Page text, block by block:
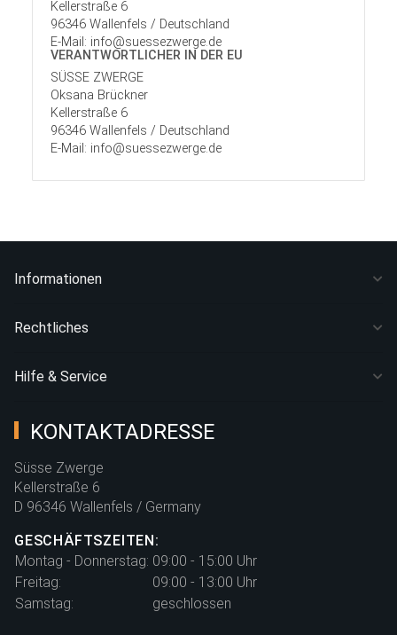
Kellerstraße 6
96346 Wallenfels / Deutschland
E-Mail: info@suessezwerge.de
VERANTWORT­LICHER IN DER EU
SÜSSE ZWERGE
Oksana Brückner
Kellerstraße 6
96346 Wallenfels / Deutschland
E-Mail: info@suessezwerge.de
Informationen
Rechtliches
Hilfe & Service
KONTAKTADRESSE
Süsse Zwerge
Kellerstraße 6
D 96346 Wallenfels / Germany
GESCHÄFTSZEITEN:
Montag - Donnerstag: 09:00 - 15:00 Uhr
Freitag:
09:00 - 13:00 Uhr
Samstag:
geschlossen